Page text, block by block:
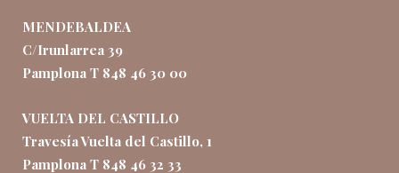
MENDEBALDEA
C/Irunlarrea 39
Pamplona T 848 46 30 00
VUELTA DEL CASTILLO
Travesía Vuelta del Castillo, 1
Pamplona T 848 46 32 33